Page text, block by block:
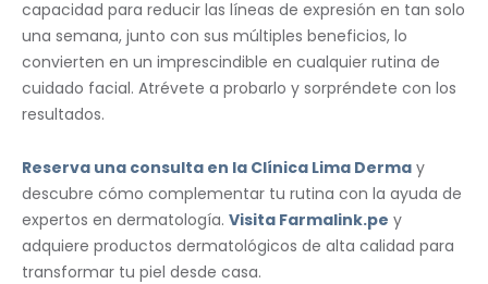
capacidad para reducir las líneas de expresión en tan solo
una semana, junto con sus múltiples beneficios, lo
convierten en un imprescindible en cualquier rutina de
cuidado facial. Atrévete a probarlo y sorpréndete con los
resultados.
Reserva una consulta en la Clínica Lima Derma y
descubre cómo complementar tu rutina con la ayuda de
expertos en dermatología. Visita Farmalink.pe y
adquiere productos dermatológicos de alta calidad para
transformar tu piel desde casa.